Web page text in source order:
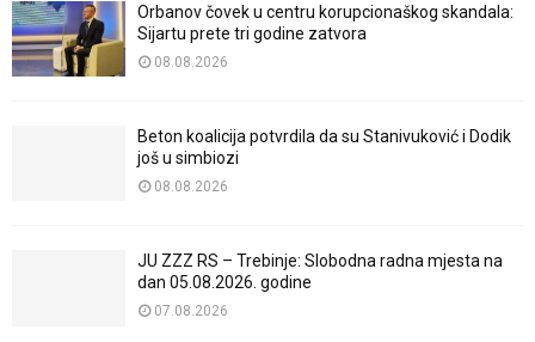
Orbanov čovek u centru korupcionaškog skandala:
Sijartu prete tri godine zatvora
08.08.2026
Beton koalicija potvrdila da su Stanivuković i Dodik
još u simbiozi
08.08.2026
JU ZZZ RS – Trebinje: Slobodna radna mjesta na
dan 05.08.2026. godine
07.08.2026